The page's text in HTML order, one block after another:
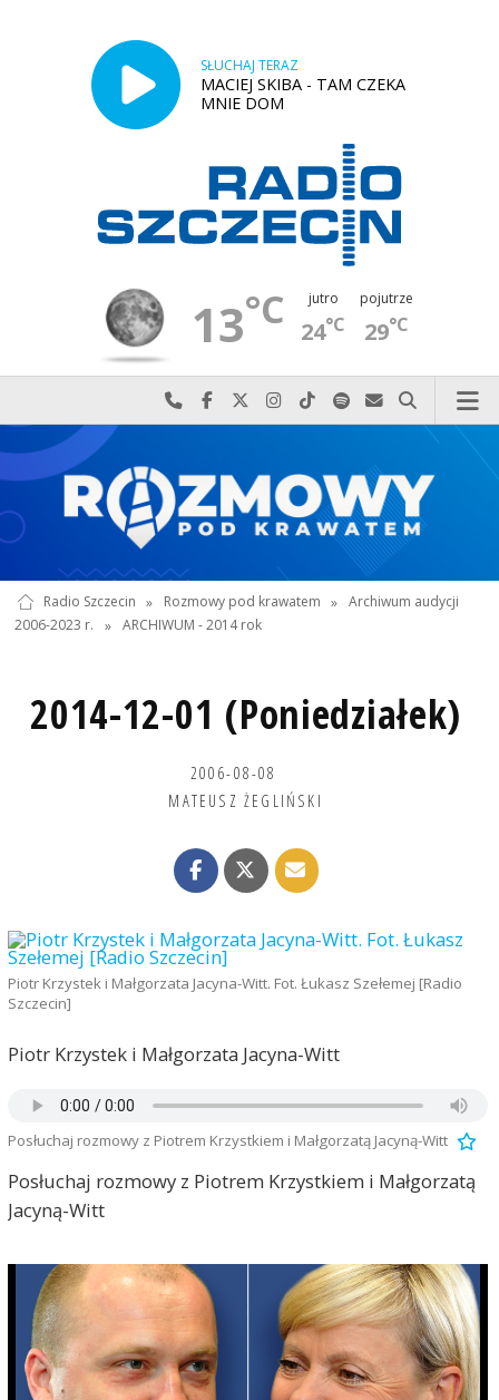
SŁUCHAJ TERAZ
MACIEJ SKIBA - TAM CZEKA
MNIE DOM
13°C jutro
24°C
pojutrze
29°C
Najlepiej po prostu do nas zadzwoń
Odwiedź nas na Facebook-u
Odwiedź nas na X
Odwiedź nas na Instagram-ie
Odwiedź nas na TikTok-u
Szukaj nas na Spotify
Wyślij do nas
Szukaj
Radio Szczecin » Rozmowy pod krawatem » Archiwum audycji
2006-2023 r.
» ARCHIWUM - 2014 rok
2014-12-01 (Poniedziałek)
2006-08-08
MATEUSZ ŻEGLIŃSKI
Piotr Krzystek i Małgorzata Jacyna-Witt. Fot. Łukasz Szełemej [Radio
Szczecin]
Piotr Krzystek i Małgorzata Jacyna-Witt
Posłuchaj rozmowy z Piotrem Krzystkiem i Małgorzatą Jacyną-Witt
Posłuchaj rozmowy z Piotrem Krzystkiem i Małgorzatą
Jacyną-Witt